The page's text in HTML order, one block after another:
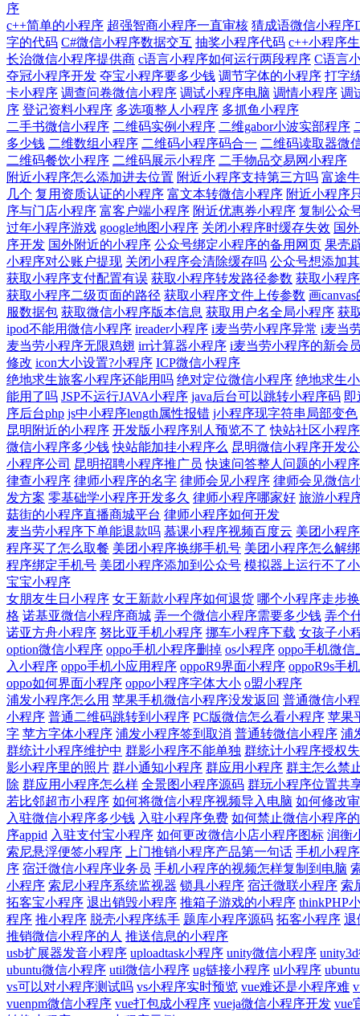
序
c++简单的小程序 超强智商小程序一直审核 猜成语微信小程序
字的代码 C#微信小程序数据交互 抽奖小程序代码 c++小程序
长治微信小程序提供商 c语言小程序如何运行两段程序 C语言
夺冠小程序开发 夺宝小程序要多少钱 调节字体的小程序 打字
卡小程序 调查问卷微信小程序 调试小程序电脑 调情小程序 调
序 登记资料小程序 多选项整人小程序 多抓鱼小程序
二手书微信小程序 二维码实例小程序 二维gabor小波实部程序
多少钱 二维数组小程序 二维码小程序码合一 二维码读取器微
二维码餐饮小程序 二维码展示小程序 二手物品交易网小程序
附近小程序怎么添加进去位置 附近小程序支持第三方吗 富途
几个 复用资质认证的小程序 富文本转微信小程序 附近小程序
序与门店小程序 富客户端小程序 附近优惠券小程序 复制公众
过年小程序游戏 google地图小程序 关闭小程序时缓存失效 国
序开发 国外附近的小程序 公众号绑定小程序的备用网页 果壳
小程序对公账户提现 关闭小程序会清除缓存吗 公众号想添加
获取小程序支付配置有误 获取小程序转发路径参数 获取小程
获取小程序二级页面的路径 获取小程序文件上传参数 画
服数据包 获取微信小程序版本信息 获取用户名全局小程序 获
ipod不能用微信小程序 ireader小程序 i麦当劳小程序异常 i麦当
麦当劳小程序无限鸡翅 irr计算器小程序 i麦当劳小程序的新会
修改 icon大小设置?小程序 ICP微信小程序
绝地求生旅客小程序还能用吗 绝对定位微信小程序 绝地求生
能用了吗 JSP不运行JAVA小程序 java后台可以跳转小程序码
序后台php js中小程序length属性报错 j小程序现字符串局部变色
昆明附近的小程序 开发版小程序别人预览不了 快站社区小程
微信小程序多少钱 快站能加挂小程序么 昆明微信小程序开发
小程序公司 昆明招聘小程序推广员 快速问答整人问题的小程序
律查小程序 律师小程序的名字 律师会见小程序 律师会见微信
发方案 零基础学小程序开发多久 律师小程序哪家好 旅游小程
菇街的小程序直播商城平台 律师小程序如何开发
麦当劳小程序下单能退款吗 慕课小程序视频百度云 美团小程
程序买了怎么取餐 美团小程序换绑手机号 美团小程序怎么解
程序绑定手机号 美团小程序添加到公众号 模拟器上运行不了
宝宝小程序
女朋友生日小程序 女王新款小程序如何退货 哪个小程序走步
格 诺基亚微信小程序商城 弄一个微信小程序需要多少钱 弄个
诺亚方舟小程序 努比亚手机小程序 挪车小程序下载 女孩子小
option微信小程序 oppo手机小程序删掉 os小程序 oppo手机微
入小程序 oppo手机小应用程序 oppoR9界面小程序 oppoR9s手
oppo如何界面小程序 oppo小程序字体大小 o盟小程序
浦发小程序怎么用 苹果手机微信小程序没发返回 普通微信小
小程序 普通二维码跳转到小程序 PC版微信怎么看小程序 苹果
字 苹方字体小程序 浦发小程序签到取消 普通转微信小程序 浦
群统计小程序维护中 群影小程序不能单独 群统计小程序授权
影小程序里的照片 群小通知小程序 群应用小程序 群主怎么禁
除 群应用小程序怎么样 全景图小程序源码 群玩小程序位置共
若比邻超市小程序 如何将微信小程序视频导入电脑 如何修改
入驻微信小程序多少钱 入驻小程序免费 如何禁止微信小程序
序appid 入驻支付宝小程序 如何更改微信小店小程序图标 润衡
索尼悬浮便签小程序
上门推销小程序产品第一句话 手机小程
序 宿迁微信小程序业务员 手机小程序的视频怎样复制到电脑
小程序 索尼小程序系统监视器 锁具小程序 宿迁微联小程序 索
拓客宝小程序 退出销毁小程序 推箱子游戏的小程序 thinkPHP
程序 推小程序 脱壳小程序练手 题库小程序源码 拓客小程序 退
推销微信小程序的人 推送信息的小程序
usb扩展器发音小程序 uploadtask小程序 unity微信小程序
ubuntu微信小程序 util微信小程序 ug链接小程序 ul小程序
vs可以对小程序测试吗 vs小程序实时预览 vue难还是小程序难
vuenpm微信小程序 vue打包成小程序 vueja微信小程序开发 vue